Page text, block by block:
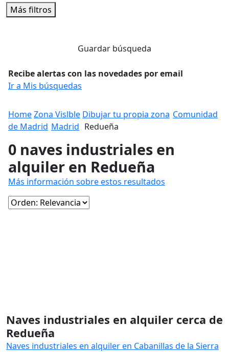
Más filtros
Guardar búsqueda
Recibe alertas con las novedades por email
Ir a Mis búsquedas
HomeZona Vislble Dibujar tu propia zona Comunidad
de Madrid Madrid Redueña
0 naves industriales en
alquiler en Redueña
Más información sobre estos resultados
Naves industriales en alquiler cerca de
Redueña
Naves industriales en alquiler en Cabanillas de la Sierra